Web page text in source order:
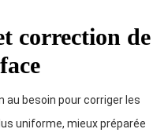
correction de
au besoin pour corriger les
uniforme, mieux préparée